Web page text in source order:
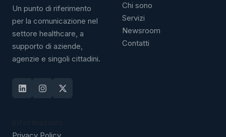
Un punto di riferimento
per la comunicazione nel
settore healthcare, a
supporto di aziende,
agenzie e singoli cittadini.
Chi sono
Servizi
Newsroom
Contatti